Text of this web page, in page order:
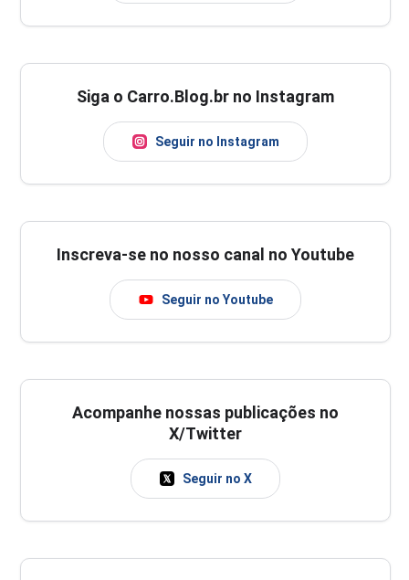
Siga o Carro.Blog.br no Instagram
Seguir no Instagram
Inscreva-se no nosso canal no Youtube
Seguir no Youtube
Acompanhe nossas publicações no
X/Twitter
Seguir no X